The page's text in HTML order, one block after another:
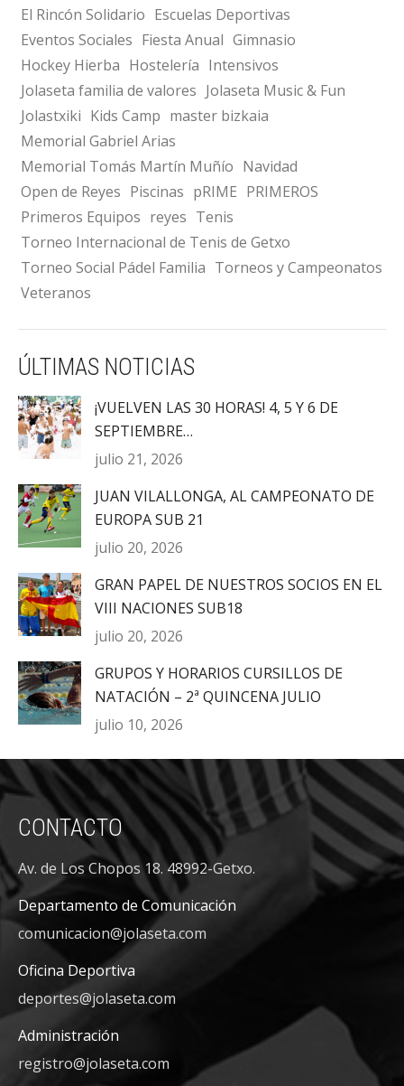
El Rincón Solidario Escuelas Deportivas
Eventos Sociales Fiesta Anual Gimnasio
Hockey Hierba Hostelería Intensivos
Jolaseta familia de valores Jolaseta Music & Fun
Jolastxiki Kids Camp master bizkaia
Memorial Gabriel Arias
Memorial Tomás Martín Muñío Navidad
Open de Reyes Piscinas pRIME PRIMEROS
Primeros Equipos reyes Tenis
Torneo Internacional de Tenis de Getxo
Torneo Social Pádel Familia Torneos y Campeonatos
Veteranos
ÚLTIMAS NOTICIAS
¡VUELVEN LAS 30 HORAS! 4, 5 Y 6 DE
SEPTIEMBRE…
julio 21, 2026
JUAN VILALLONGA, AL CAMPEONATO DE
EUROPA SUB 21
julio 20, 2026
GRAN PAPEL DE NUESTROS SOCIOS EN EL
VIII NACIONES SUB18
julio 20, 2026
GRUPOS Y HORARIOS CURSILLOS DE
NATACIÓN – 2ª QUINCENA JULIO
julio 10, 2026
CONTACTO
Av. de Los Chopos 18. 48992-Getxo.
Departamento de Comunicación
comunicacion@jolaseta.com
Oficina Deportiva
deportes@jolaseta.com
Administración
registro@jolaseta.com